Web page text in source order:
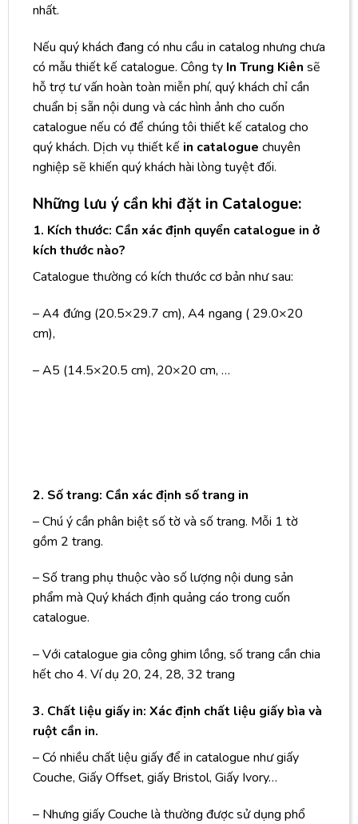
nhất.
Nếu quý khách đang có nhu cầu in catalog nhưng chưa
có mẫu thiết kế catalogue. Công ty In Trung Kiên sẽ
hỗ trợ tư vấn hoàn toàn miễn phí, quý khách chỉ cần
chuẩn bị sẵn nội dung và các hình ảnh cho cuốn
catalogue nếu có để chúng tôi thiết kế catalog cho
quý khách. Dịch vụ thiết kế in catalogue chuyên
nghiệp sẽ khiến quý khách hài lòng tuyệt đối.
Những lưu ý cần khi đặt in Catalogue:
1. Kích thước: Cần xác định quyển catalogue in ở
kích thước nào?
Catalogue thường có kích thước cơ bản như sau:
– A4 đứng (20.5×29.7 cm), A4 ngang ( 29.0×20
cm),
– A5 (14.5×20.5 cm), 20×20 cm, …
2. Số trang: Cần xác định số trang in
– Chú ý cần phân biệt số tờ và số trang. Mỗi 1 tờ
gồm 2 trang.
– Số trang phụ thuộc vào số lượng nội dung sản
phẩm mà Quý khách định quảng cáo trong cuốn
catalogue.
– Với catalogue gia công ghim lồng, số trang cần chia
hết cho 4. Ví dụ 20, 24, 28, 32 trang
3. Chất liệu giấy in: Xác định chất liệu giấy bìa và
ruột cần in.
– Có nhiều chất liệu giấy để in catalogue như giấy
Couche, Giấy Offset, giấy Bristol, Giấy Ivory…
– Nhưng giấy Couche là thường được sử dụng phổ